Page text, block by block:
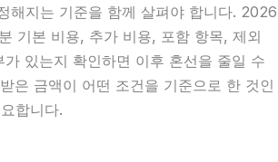
해지는 기준을 함께 살펴야 합니다. 2026
기본 비용, 추가 비용, 포함 항목, 제외
있는지 확인하면 이후 혼선을 줄일 수
은 금액이 어떤 조건을 기준으로 한 것인
합니다.